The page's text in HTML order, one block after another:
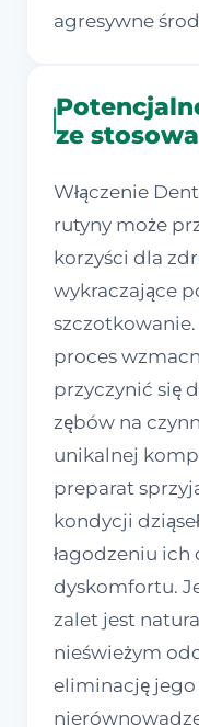
agresywne
ze
Włączenie
rutyny może
korzyści dla
wykraczające
proces
przyczynić się
zębów na
unikalnej
preparat
kondycji
łagodzeniu ich
dyskomfortu.
zalet jest
nieświeżym
eliminację jego